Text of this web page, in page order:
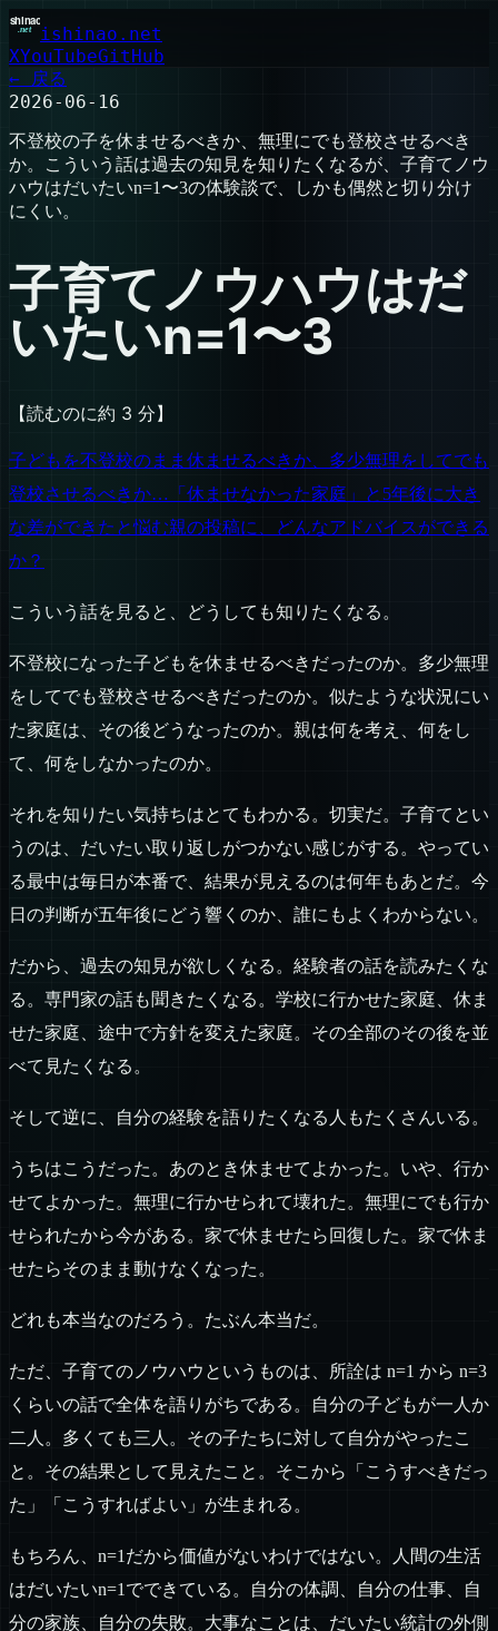
ishinao.net
XYouTubeGitHub
← 戻る
2026-06-16
不登校の子を休ませるべきか、無理にでも登校させるべき
か。こういう話は過去の知見を知りたくなるが、子育てノウ
ハウはだいたいn=1〜3の体験談で、しかも偶然と切り分け
にくい。
子育てノウハウはだ
いたいn=1〜3
【読むのに約 3 分】
子どもを不登校のまま休ませるべきか、多少無理をしてでも
登校させるべきか…「休ませなかった家庭」と5年後に大き
な差ができたと悩む親の投稿に、どんなアドバイスができる
か？
こういう話を見ると、どうしても知りたくなる。
不登校になった子どもを休ませるべきだったのか。多少無理
をしてでも登校させるべきだったのか。似たような状況にい
た家庭は、その後どうなったのか。親は何を考え、何をし
て、何をしなかったのか。
それを知りたい気持ちはとてもわかる。切実だ。子育てとい
うのは、だいたい取り返しがつかない感じがする。やってい
る最中は毎日が本番で、結果が見えるのは何年もあとだ。今
日の判断が五年後にどう響くのか、誰にもよくわからない。
だから、過去の知見が欲しくなる。経験者の話を読みたくな
る。専門家の話も聞きたくなる。学校に行かせた家庭、休ま
せた家庭、途中で方針を変えた家庭。その全部のその後を並
べて見たくなる。
そして逆に、自分の経験を語りたくなる人もたくさんいる。
うちはこうだった。あのとき休ませてよかった。いや、行か
せてよかった。無理に行かせられて壊れた。無理にでも行か
せられたから今がある。家で休ませたら回復した。家で休ま
せたらそのまま動けなくなった。
どれも本当なのだろう。たぶん本当だ。
ただ、子育てのノウハウというものは、所詮は n=1 から n=3
くらいの話で全体を語りがちである。自分の子どもが一人か
二人。多くても三人。その子たちに対して自分がやったこ
と。その結果として見えたこと。そこから「こうすべきだっ
た」「こうすればよい」が生まれる。
もちろん、n=1だから価値がないわけではない。人間の生活
はだいたいn=1でできている。自分の体調、自分の仕事、自
分の家族、自分の失敗。大事なことは、だいたい統計の外側